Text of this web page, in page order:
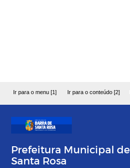
Ir para o menu [1] Ir para o conteúdo [2]
Prefeitura Municipal
Santa Rosa